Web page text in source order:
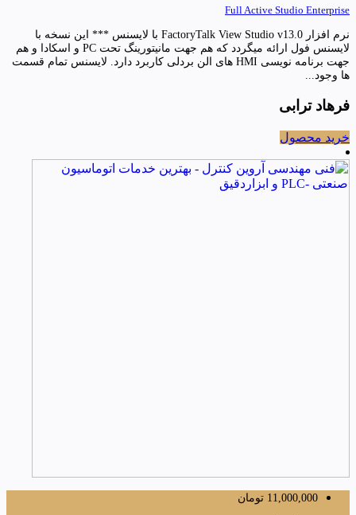
Full Active Studio Enterprise
نرم افزار FactoryTalk View Studio v13.0 با لایسنس *** این نسخه با
لایسنس فول ارائه میگردد که هم جهت مانیتورینگ تحت PC و اسکادا و هم
جهت برنامه نویسی HMI های الن بردلی کاربرد دارد. لایسنس تمام قسمت
ها وجود...
فرهاد ترابی
خرید محصول
11,000,000 تومان